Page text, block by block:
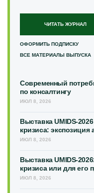
ЧИТАТЬ ЖУРНАЛ
ОФОРМИТЬ ПОДПИСКУ
ВСЕ МАТЕРИАЛЫ ВЫПУСКА
Современный
по консалтингу
ИЮЛ 8, 2026
Выставка UMIDS-
кризиса:
ИЮЛ 8, 2026
Выставка UMIDS-
кризиса или для его
ИЮЛ 8, 2026